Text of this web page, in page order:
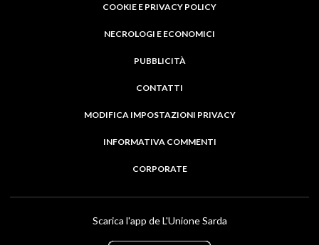
COOKIE E PRIVACY POLICY
NECROLOGI E ECONOMICI
PUBBLICITÀ
CONTATTI
MODIFICA IMPOSTAZIONI PRIVACY
INFORMATIVA COMMENTI
CORPORATE
Scarica l'app de L'Unione Sarda